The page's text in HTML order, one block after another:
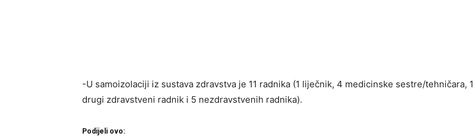
-U samoizolaciji iz sustava zdravstva je 11 radnika (1 liječnik, 4 medicinske sestre/tehničara, 1
drugi zdravstveni radnik i 5 nezdravstvenih radnika).
Podijeli ovo: